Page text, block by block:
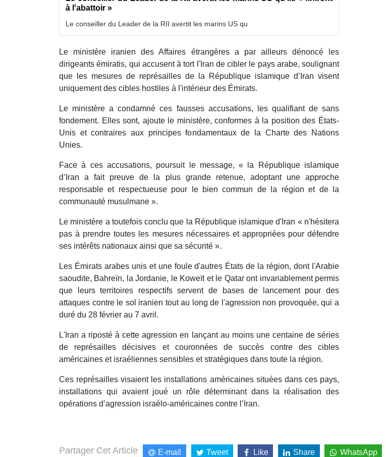
à l'abattoir »
Le conseiller du Leader de la RII avertit les marins US qu
Le ministère iranien des Affaires étrangères a par ailleurs dénoncé les
dirigeants émiratis, qui accusent à tort l'Iran de cibler le pays arabe, soulignant
que les mesures de représailles de la République islamique d’Iran visent
uniquement des cibles hostiles à l'intérieur des Émirats.
Le ministère a condamné ces fausses accusations, les qualifiant de sans
fondement. Elles sont, ajoute le ministère, conformes à la position des États-
Unis et contraires aux principes fondamentaux de la Charte des Nations
Unies.
Face à ces accusations, poursuit le message, « la République islamique
d’Iran a fait preuve de la plus grande retenue, adoptant une approche
responsable et respectueuse pour le bien commun de la région et de la
communauté musulmane ».
Le ministère a toutefois conclu que la République islamique d'Iran « n'hésitera
pas à prendre toutes les mesures nécessaires et appropriées pour défendre
ses intérêts nationaux ainsi que sa sécurité ».
Les Émirats arabes unis et une foule d'autres États de la région, dont l'Arabie
saoudite, Bahreïn, la Jordanie, le Koweït et le Qatar ont invariablement permis
que leurs territoires respectifs servent de bases de lancement pour des
attaques contre le sol iranien tout au long de l'agression non provoquée, qui a
duré du 28 février au 7 avril.
L'Iran a riposté à cette agression en lançant au moins une centaine de séries
de représailles décisives et couronnées de succès contre des cibles
américaines et israéliennes sensibles et stratégiques dans toute la région.
Ces représailles visaient les installations américaines situées dans ces pays,
installations qui avaient joué un rôle déterminant dans la réalisation des
opérations d’agression israélo-américaines contre l’Iran.
Partager Cet Article E-mail Tweet Like Share WhatsApp